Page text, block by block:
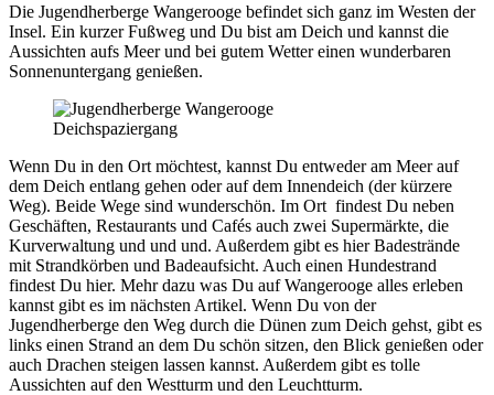
Die Jugendherberge Wangerooge befindet sich ganz im Westen der
Insel. Ein kurzer Fußweg und Du bist am Deich und kannst die
Aussichten aufs Meer und bei gutem Wetter einen wunderbaren
Sonnenuntergang genießen.
Deichspaziergang
Wenn Du in den Ort möchtest, kannst Du entweder am Meer auf
dem Deich entlang gehen oder auf dem Innendeich (der kürzere
Weg). Beide Wege sind wunderschön. Im Ort findest Du neben
Geschäften, Restaurants und Cafés auch zwei Supermärkte, die
Kurverwaltung und und und. Außerdem gibt es hier Badestrände
mit Strandkörben und Badeaufsicht. Auch einen Hundestrand
findest Du hier. Mehr dazu was Du auf Wangerooge alles erleben
kannst gibt es im nächsten Artikel. Wenn Du von der
Jugendherberge den Weg durch die Dünen zum Deich gehst, gibt es
links einen Strand an dem Du schön sitzen, den Blick genießen oder
auch Drachen steigen lassen kannst. Außerdem gibt es tolle
Aussichten auf den Westturm und den Leuchtturm.